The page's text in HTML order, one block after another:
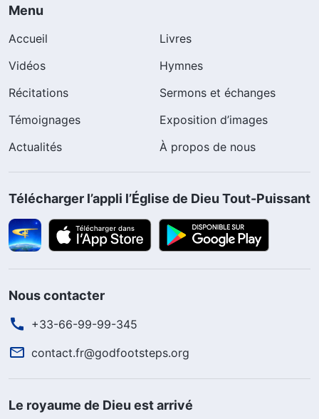
Menu
Accueil
Livres
Vidéos
Hymnes
Récitations
Sermons et échanges
Témoignages
Exposition d’images
Actualités
À propos de nous
Télécharger l’appli l’Église de Dieu Tout-Puissant
Nous contacter
+33-66-99-99-345
contact.fr@godfootsteps.org
Le royaume de Dieu est arrivé